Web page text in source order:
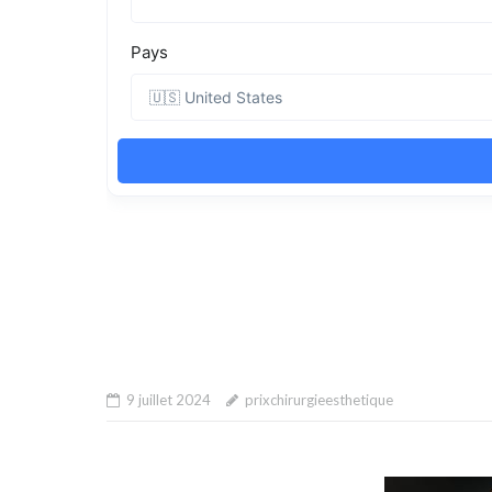
9 juillet 2024 prixchirurgieesthetique